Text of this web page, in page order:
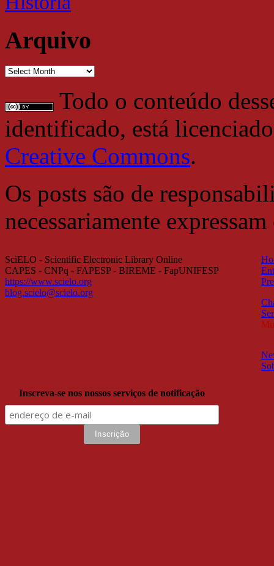
Arquivo
Arquivo
Todo o conteúdo
identificado, está
Creative Commons.
Os posts são de
necessariamente
SciELO - Scientific Electronic Library Online
CAPES - CNPq - FAPESP - BIREME - FapUNIFESP
https://www.scielo.org
blog.scielo@scielo.org
Inscreva-se nos nossos serviços de notificação